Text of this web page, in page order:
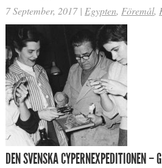
7 September, 2017 | Egypten, Föremål,
DEN SVENSKA CYPERNEXPEDITIONEN –